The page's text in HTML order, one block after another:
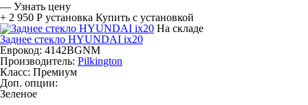
— Узнать цену
+ 2 950 Р установка Купить с установкой
На складе
Заднее стекло HYUNDAI ix20
Еврокод: 4142BGNM
Производитель: Pilkington
Класс: Премиум
Доп. опции:
Зеленое